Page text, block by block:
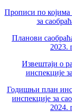
Прописи по којима
за
Планови
2023.
Извештаји о
инспекције
Годишњи план
инспекције за
2024.